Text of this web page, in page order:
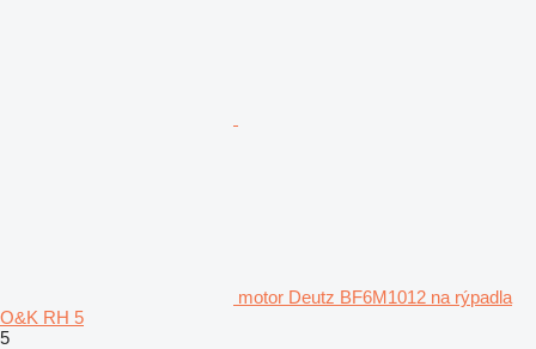
motor Deutz BF6M1012 na rýpadla
O&K RH 5
5